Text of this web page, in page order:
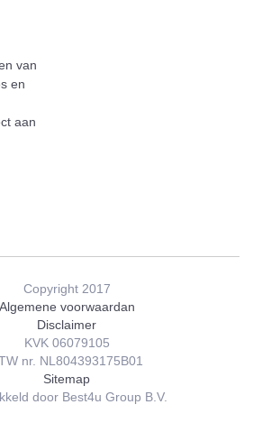
van
en
aan
Copyright 2017
Algemene voorwaardan
Disclaimer
KVK 06079105
nr. NL804393175B01
Sitemap
door Best4u Group B.V.